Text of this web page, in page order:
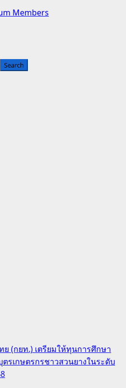
Members
ย (กยท.) เตรียมให้ทุนการศึกษา
รเกษตรกรชาวสวนยางในระดับ